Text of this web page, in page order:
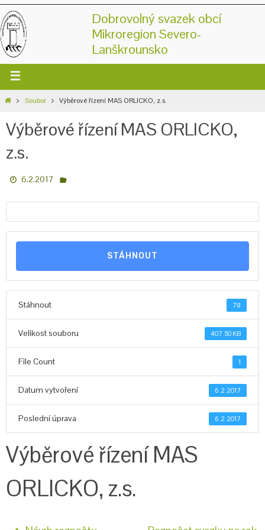
Dobrovolný svazek obcí
Mikroregion Severo-
Lanškrounsko
Soubor Výběrové řízení MAS ORLICKO, z.s.
Výběrové řízení MAS ORLICKO,
z.s.
6.2.2017
STÁHNOUT
Stáhnout 78
Velikost souboru 407.50 KB
File Count 1
Datum vytvoření 6.2.2017
Poslední úprava 6.2.2017
Výběrové řízení MAS
ORLICKO, z.s.